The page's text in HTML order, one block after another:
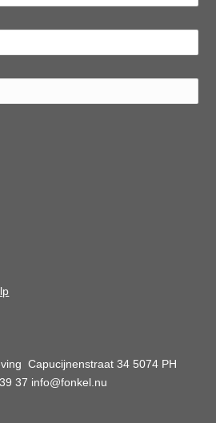
Capucijnenstraat 34 5074 PH
37 info@fonkel.nu